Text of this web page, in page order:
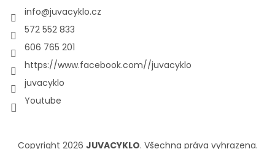
info@juvacyklo.cz
572 552 833
606 765 201
https://www.facebook.com//juvacyklo
juvacyklo
Youtube
Copyright 2026 JUVACYKLO. Všechna práva vyhrazena.